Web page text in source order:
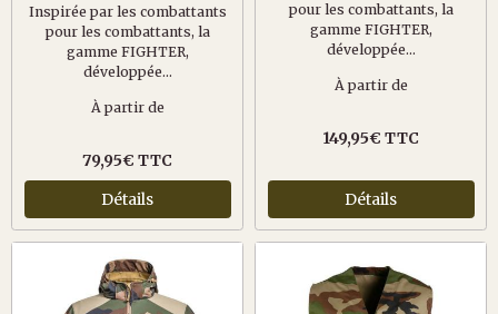
Inspirée par les combattants
pour les combattants, la
gamme FIGHTER,
développée...
À partir de
79,95€ TTC
Détails
pour les combattants, la
gamme FIGHTER,
développée...
À partir de
149,95€ TTC
Détails